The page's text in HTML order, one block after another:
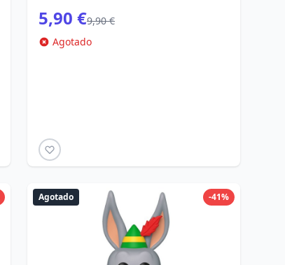
5,90 €9,90 €
Agotado
-41%
Agotado